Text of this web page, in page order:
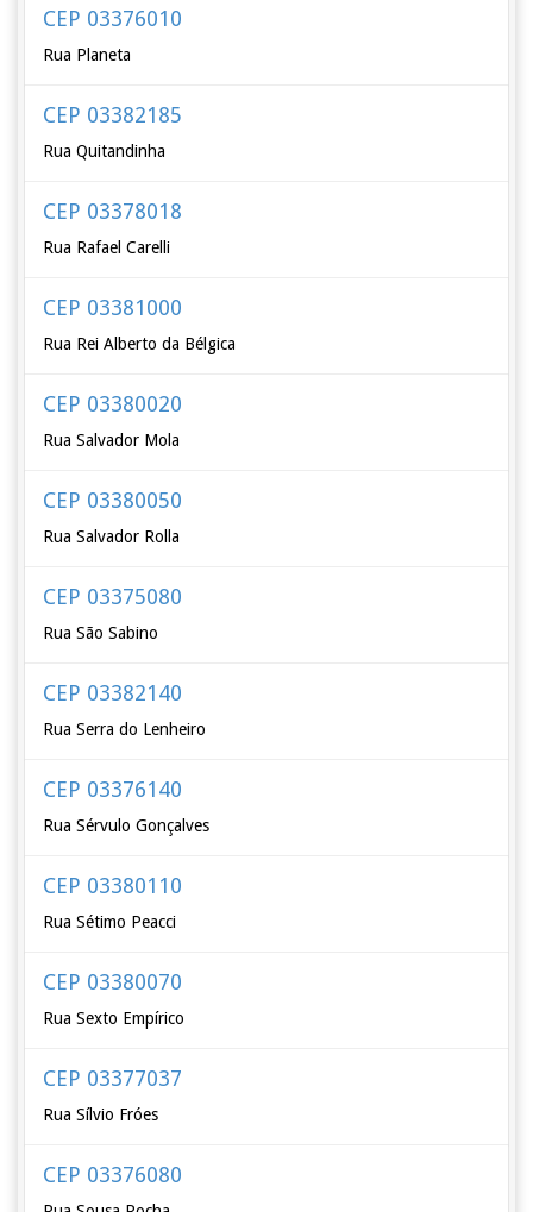
CEP 03376010
Rua Planeta
CEP 03382185
Rua Quitandinha
CEP 03378018
Rua Rafael Carelli
CEP 03381000
Rua Rei Alberto da Bélgica
CEP 03380020
Rua Salvador Mola
CEP 03380050
Rua Salvador Rolla
CEP 03375080
Rua São Sabino
CEP 03382140
Rua Serra do Lenheiro
CEP 03376140
Rua Sérvulo Gonçalves
CEP 03380110
Rua Sétimo Peacci
CEP 03380070
Rua Sexto Empírico
CEP 03377037
Rua Sílvio Fróes
CEP 03376080